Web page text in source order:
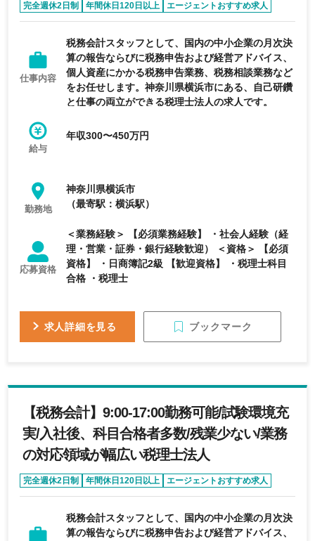
完全週休2日制 年間休日120日以上
エージェントおすすめ求人
経験者優遇
転勤なし
仕事内容
税務会計スタッフとして、国内の中小企業の月次決
算の報告ならびに税務申告および経営アドバイス、
個人資産にかかる税務申告業務、税務相談業務など
をお任せします。神奈川県横浜市にある、自己研鑽
と仕事の両立ができる税理士法人の求人です。
給与
年収300〜450万円
勤務地
神奈川県横浜市
（最寄駅：横浜駅）
応募資格
＜業務経験＞ 【必須業務経験】 ・社会人経験（経
理・営業・証券・銀行経験歓迎） ＜資格＞ 【必須
資格】 ・日商簿記2級 【歓迎資格】 ・税理士科目
合格 ・税理士
求人詳細を見る ブックマーク
【税務会計】9:00-17:00勤務可能/試験環境充
実/入社後、科目合格者多数/残業少ない/業務
の対応領域が幅広い税理士法人
完全週休2日制 年間休日120日以上
エージェントおすすめ求人
経験者優遇
転勤なし
税務会計スタッフとして、国内の中小企業の月次決
算の報告ならびに税務申告および経営アドバイス、